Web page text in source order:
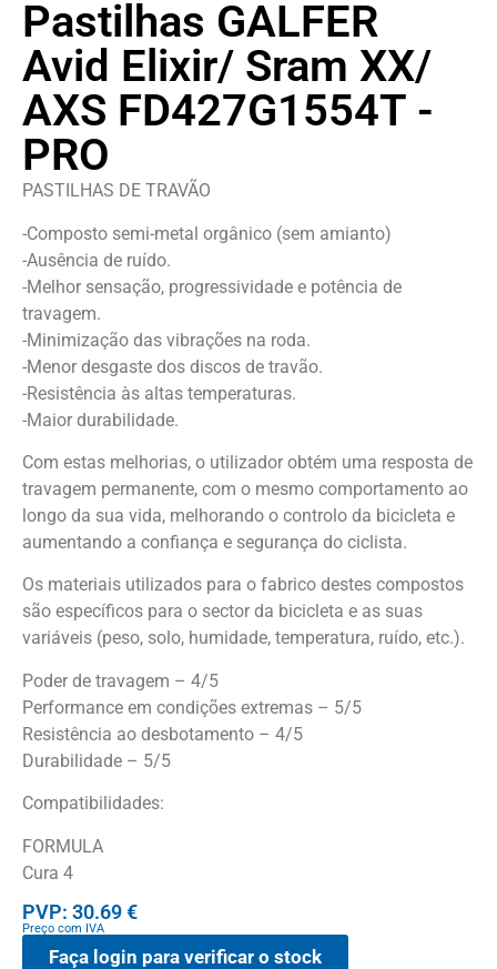
Pastilhas GALFER
Avid Elixir/ Sram XX/
AXS FD427G1554T -
PRO
PASTILHAS DE TRAVÃO
-Composto semi-metal orgânico (sem amianto)
-Ausência de ruído.
-Melhor sensação, progressividade e potência de
travagem.
-Minimização das vibrações na roda.
-Menor desgaste dos discos de travão.
-Resistência às altas temperaturas.
-Maior durabilidade.
Com estas melhorias, o utilizador obtém uma resposta de
travagem permanente, com o mesmo comportamento ao
longo da sua vida, melhorando o controlo da bicicleta e
aumentando a confiança e segurança do ciclista.
Os materiais utilizados para o fabrico destes compostos
são específicos para o sector da bicicleta e as suas
variáveis (peso, solo, humidade, temperatura, ruído, etc.).
Poder de travagem – 4/5
Performance em condições extremas – 5/5
Resistência ao desbotamento – 4/5
Durabilidade – 5/5
Compatibilidades:
FORMULA
Cura 4
PVP: 30.69 €
Preço com IVA
Faça login para verificar o stock